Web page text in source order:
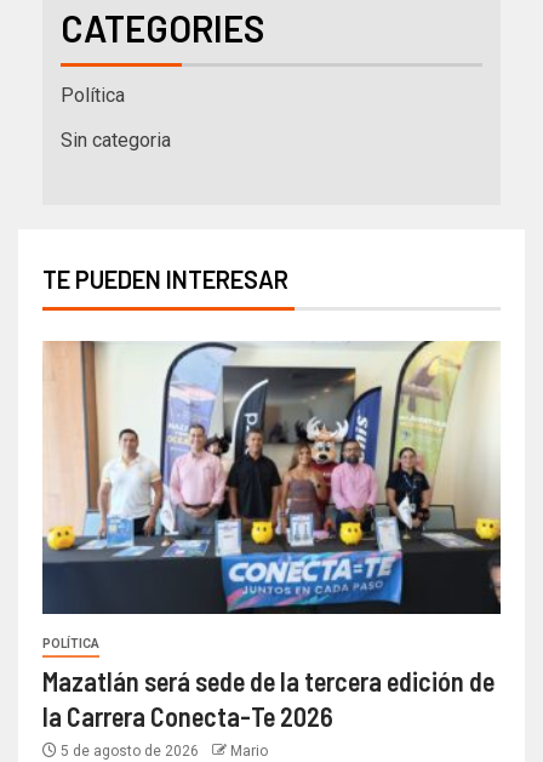
CATEGORIES
Política
Sin categoria
TE PUEDEN INTERESAR
POLÍTICA
Mazatlán será sede de la tercera edición de
la Carrera Conecta-Te 2026
5 de agosto de 2026 Mario